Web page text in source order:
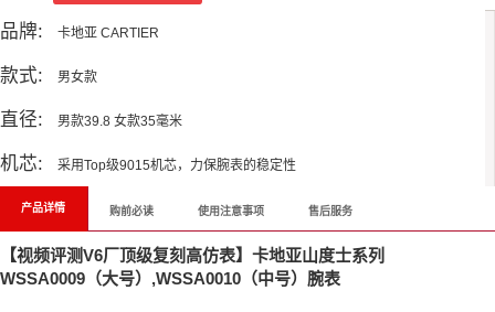
品牌: 卡地亚 CARTIER
款式: 男女款
直径: 男款39.8 女款35毫米
机芯: 采用Top级9015机芯，力保腕表的稳定性
产品详情 购前必读 使用注意事项 售后服务
【视频评测V6厂顶级复刻高仿表】卡地亚山度士系列
WSSA0009（大号）,WSSA0010（中号）腕表